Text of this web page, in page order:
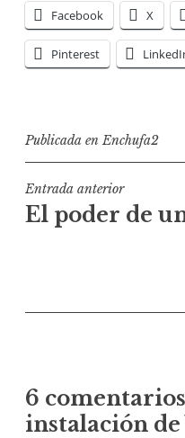
Facebook X
Pinterest
Publicada enEnchufa2
Navegación
de
Entrada anterior
El poder de
6 comentarios
instalación de